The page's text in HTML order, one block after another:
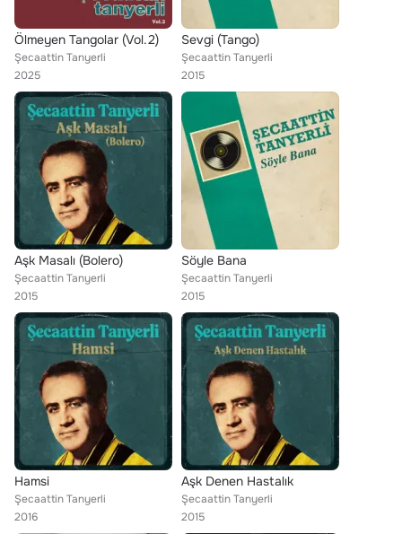
Ölmeyen Tangolar (Vol.2)
Şecaattin Tanyerli
2025
Sevgi (Tango)
Şecaattin Tanyerli
2015
Aşk Masalı (Bolero)
Şecaattin Tanyerli
2015
Söyle Bana
Şecaattin Tanyerli
2015
Hamsi
Şecaattin Tanyerli
2016
Aşk Denen Hastalık
Şecaattin Tanyerli
2015